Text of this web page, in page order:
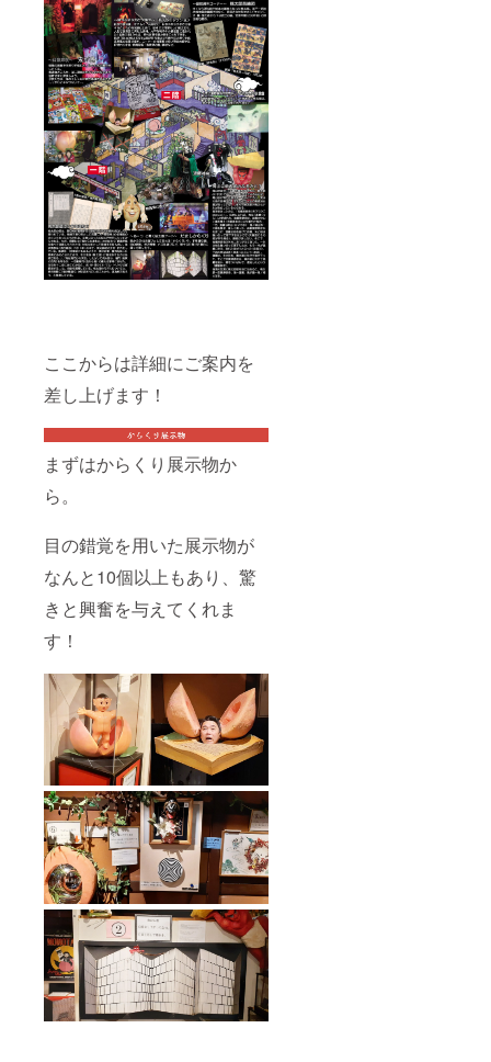
ここからは詳細にご案内を
差し上げます！
まずはからくり展示物か
ら。
目の錯覚を用いた展示物が
なんと10個以上もあり、驚
きと興奮を与えてくれま
す！